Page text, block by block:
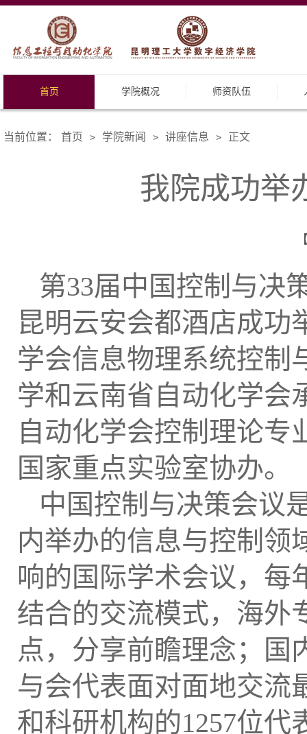
首页 学院概况 师资队伍
当前位置： 首页 > 学院新闻 > 讲座信息 > 正文
我院成功举
第33届中国控制与决
昆明云安会都酒店成功
学会信息物理系统控制
学和云南省自动化学会
自动化学会控制理论专
国家重点实验室协办。
中国控制与决策会议
内举办的信息与控制领
响的国际学术会议，每
结合的交流模式，海外
点，分享前瞻理念；国
与会代表面对面地交流
和科研机构的1257位代